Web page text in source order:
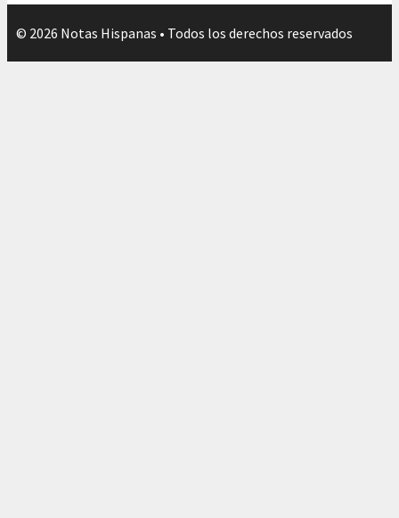
© 2026 Notas Hispanas • Todos los derechos reservados